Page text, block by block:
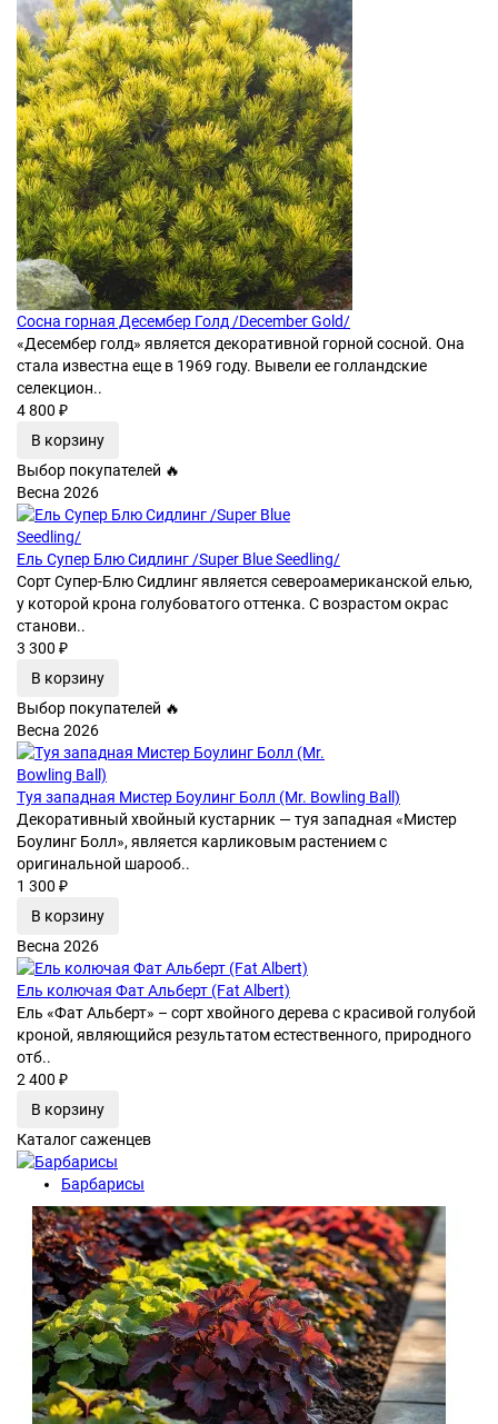
Сосна горная Десембер Голд /December Gold/
«Десембер голд» является декоративной горной сосной. Она
стала известна еще в 1969 году. Вывели ее голландские
селекцион..
4 800 ₽
В корзину
Выбор покупателей 🔥
Весна 2026
Ель Супер Блю Сидлинг /Super Blue Seedling/
Сорт Супер-Блю Сидлинг является североамериканской елью,
у которой крона голубоватого оттенка. С возрастом окрас
станови..
3 300 ₽
В корзину
Выбор покупателей 🔥
Весна 2026
Туя западная Мистер Боулинг Болл (Mr. Bowling Ball)
Декоративный хвойный кустарник — туя западная «Мистер
Боулинг Болл», является карликовым растением с
оригинальной шарооб..
1 300 ₽
В корзину
Весна 2026
Ель колючая Фат Альберт (Fat Albert)
Ель «Фат Альберт» – сорт хвойного дерева с красивой голубой
кроной, являющийся результатом естественного, природного
отб..
2 400 ₽
В корзину
Каталог саженцев
Барбарисы